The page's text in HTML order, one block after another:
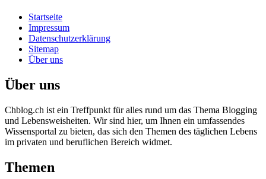
Startseite
Impressum
Datenschutzerklärung
Sitemap
Über uns
Über uns
Chblog.ch ist ein Treffpunkt für alles rund um das Thema Blogging
und Lebensweisheiten. Wir sind hier, um Ihnen ein umfassendes
Wissensportal zu bieten, das sich den Themen des täglichen Lebens
im privaten und beruflichen Bereich widmet.
Themen